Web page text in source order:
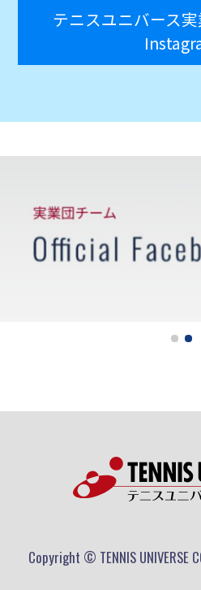
テニスユニバース
Copyright © TENNIS UNIVERSE